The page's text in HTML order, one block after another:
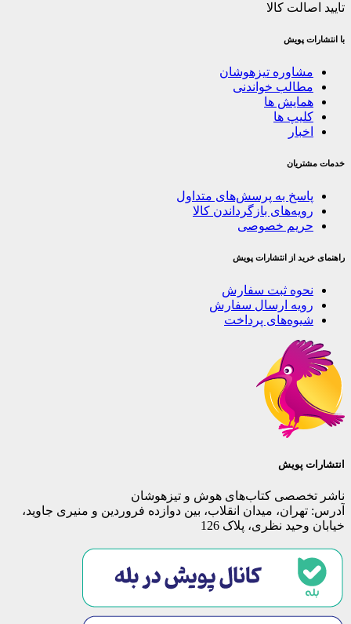
تایید اصالت کالا
با انتشارات پویش
مشاوره تیزهوشان
مطالب خواندنی
همایش ها
کلیپ ها
اخبار
خدمات مشتریان
پاسخ به پرسش‌های متداول
رویه‌های بازگرداندن کالا
حریم خصوصی
راهنمای خرید از انتشارات پویش
نحوه ثبت سفارش
رویه ارسال سفارش
شیوه‌های پرداخت
انتشارات پویش
ناشر تخصصی کتاب‌های هوش و تیزهوشان
آدرس: تهران، میدان انقلاب، بین دوازده فروردین و منیری جاوید،
خیابان وحید نظری، پلاک 126